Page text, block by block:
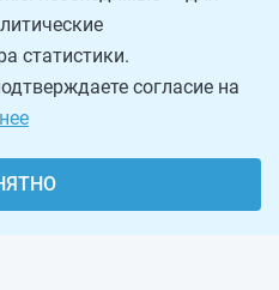
статистики.
согласие на